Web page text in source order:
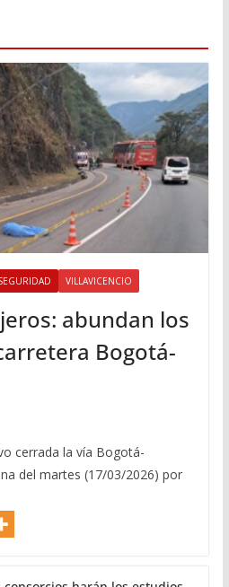
VILLAVICENCIO
abundan los
Bogotá-
cerrada la vía Bogotá-
del martes (17/03/2026) por